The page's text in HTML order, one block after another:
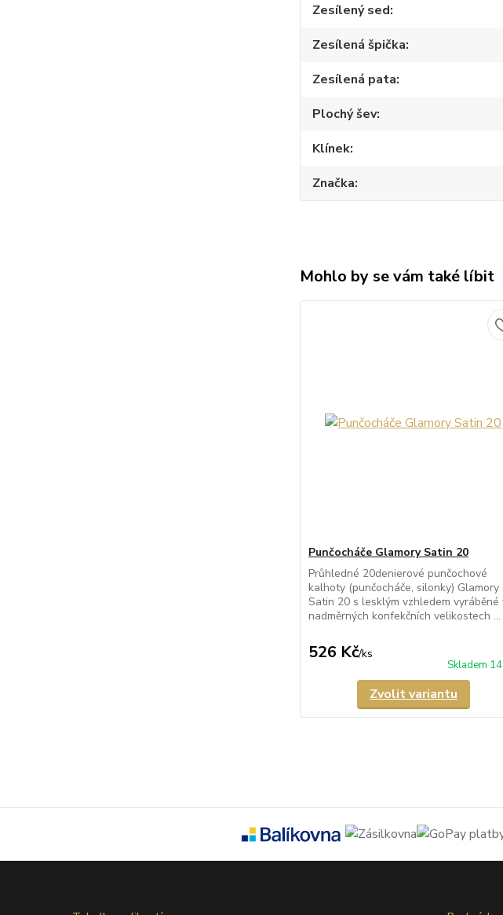
Zesílený sed
Zesílená špička
Zesílená pata
Plochý šev
Klínek
Značka
Mohlo by se vám také líbit
Punčocháče Glamory Satin 20
Průhledné 20denierové punčochové
kalhoty (punčocháče, silonky) Glamory
Satin 20 s lesklým vzhledem vyráběné
nadměrných konfekčních velikostech ...
526 Kč/ks
Skladem
Zvolit variantu